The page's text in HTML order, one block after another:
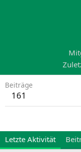
Beiträge
161
Letzte Aktivität